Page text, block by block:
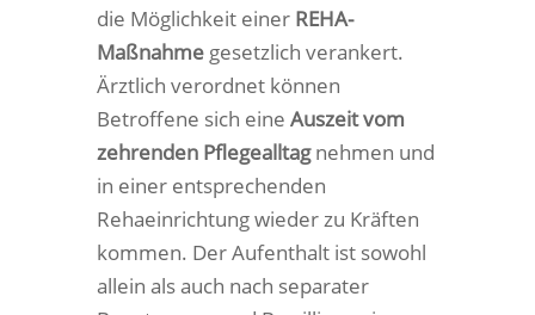
die Möglichkeit einer REHA-
Maßnahmegesetzlich verankert.
Ärztlich verordnet können
Betroffene sich eine Auszeitvom
zehrenden Pflegealltagnehmen und
in einer entsprechenden
Rehaeinrichtung wieder zu Kräften
kommen. Der Aufenthalt ist sowohl
allein als auch nach separater